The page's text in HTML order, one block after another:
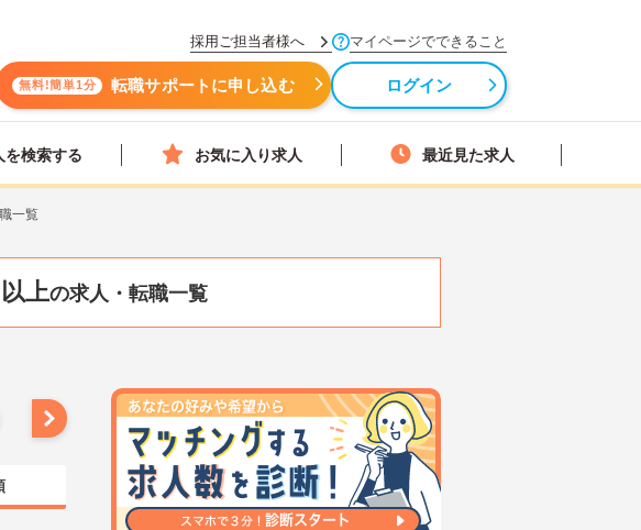
採用ご担当者様へ マイページでできること
無料!簡単1分 転職サポートに申し込む ログイン
を検索する お気に入り求人 最近見た求人
一覧
上の求人・転職一覧